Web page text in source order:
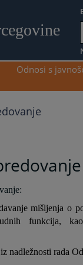
Odnosi s
mišljenja o
funkcija,
nadležnosti rada